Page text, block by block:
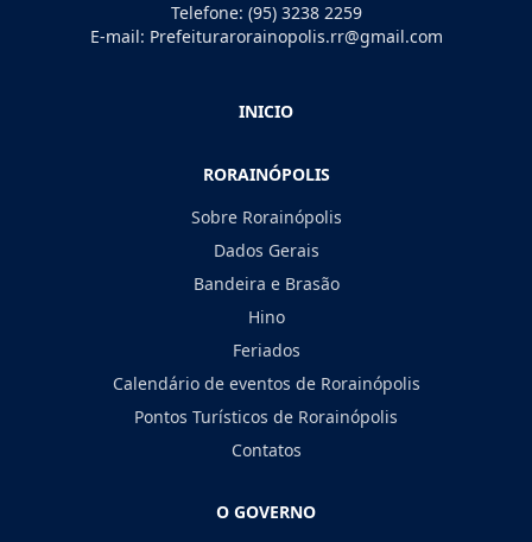
Telefone: (95) 3238 2259
E-mail: Prefeiturarorainopolis.rr@gmail.com
INICIO
RORAINÓPOLIS
Sobre Rorainópolis
Dados Gerais
Bandeira e Brasão
Hino
Feriados
Calendário de eventos de Rorainópolis
Pontos Turísticos de Rorainópolis
Contatos
O GOVERNO